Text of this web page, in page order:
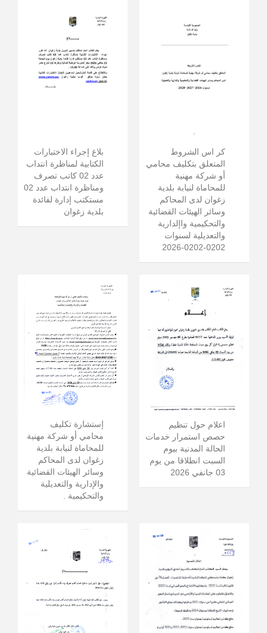
بلاغ إجراء الاختبارات
الكتابية لمناظرة انتداب
عدد 02 كاتب تصرف
ومناظرة انتداب عدد 02
مستكتب إدارة لفائدة
بلدية زغوان
كر اس الشروط
المتعلق بتكليف محامي
أو شركة مهنية
للمحاماة لنيابة بلدية
زغوان لدى المحاكم
وسائر الهيئات القضائية
والتحكيمية واإلدارية
والتعديلية لسنوات
0202-0202-2026
إستشارة تكليف
محامي أو شركة مهنية
للمحاماة لنيابة بلدية
زغوان لدى المحاكم
وسائر الهيئات القضائية
والإدارية والتعديلية
والتحكيمية .
اعلام حول تنظيم
حصص استمرار خدمات
الحالة المدنية بيوم
السبت انطلاقا من يوم
03 جانفي 2026